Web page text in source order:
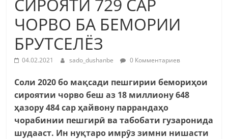
СИРОЯТИ 729 САР
ЧОРВО БА БЕМОРИИ
БРУТСЕЛЁЗ
04.02.2021 sado_dushanbe 0 Комментариев
Соли 2020 бо мақсади пешгирии бемориҳои
сироятии чорво беш аз 18 миллиону 648
ҳазору 484 сарҳайвону паррандаҳо
чорабинии пешгирӣ ва табобати гузаронида
шудааст. Ин нуқтаро имрӯз зимни нишасти